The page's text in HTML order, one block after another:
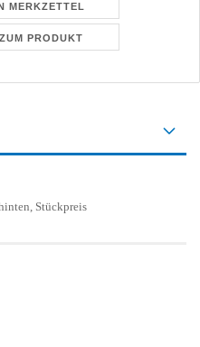
MERKZETTEL
PRODUKT
Stückpreis